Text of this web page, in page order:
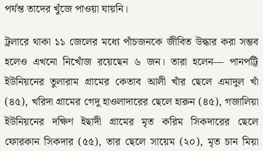
পর্যন্ত তাদের খুঁজে পাওয়া যায়নি।
ট্রলারে থাকা ১১ জেলের মধ্যে পাঁচজনকে জীবিত উদ্ধার করা সম্ভব
হলেও এখনো নিখোঁজ রয়েছেন ৬ জন। তারা হলেন— পানপট্টি
ইউনিয়নের তুলারাম গ্রামের কেতাব আলী খাঁর ছেলে এমাদুল খাঁ
(৪৫), খরিদা গ্রামের গেদু হাওলাদারের ছেলে হারুন (৪৫), গজালিয়া
ইউনিয়নের দক্ষিণ ইছাদী গ্রামের মৃত করিম সিকদারের ছেলে
ফোরকান সিকদার (৫৫), তার ছেলে সায়েম (২০), মৃত চান মিয়া